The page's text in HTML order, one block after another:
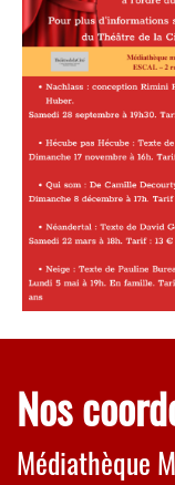
Nos
Médiathèque